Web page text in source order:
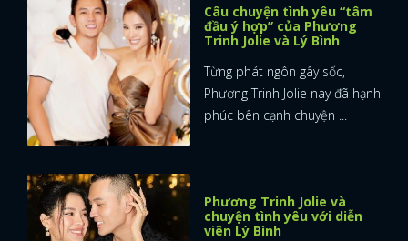
Câu chuyện tình yêu “tâm
đầu ý hợp” của Phương
Trinh Jolie và Lý Bình
Từng phát ngôn gây sốc,
Phương Trinh Jolie nay đã hạnh
phúc bên cạnh chuyện ...
Phương Trinh Jolie và
chuyện tình yêu với diễn
viên Lý Bình